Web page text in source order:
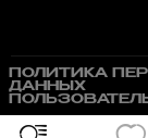
ПОЛИТИКА
ДАННЫХ